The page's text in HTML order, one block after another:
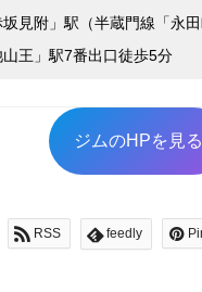
見附」駅（半蔵門線「永
王」駅7番出口徒歩5分
ジムのHPを見る
RSS feedly